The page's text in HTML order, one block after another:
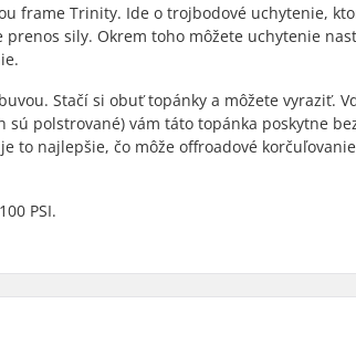
frame Trinity. Ide o trojbodové uchytenie,
sily. Okrem toho môžete uchytenie
Stačí si obuť topánky a môžete vyraziť.
polstrované) vám táto topánka poskytne
to najlepšie, čo môže offroadové korčuľovanie
PSI.